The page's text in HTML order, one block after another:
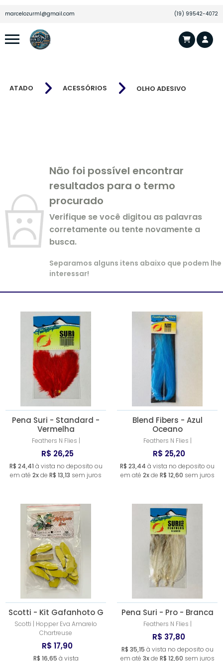
marcelozurml@gmail.com (19) 99542-4072
ATADO ACESSÓRIOS OLHO ADESIVO
Não foi possível encontrar
resultados para o termo
procurado
Verifique se você digitou as palavras
corretamente ou tente novamente a
busca.
Separamos alguns itens abaixo que podem lhe
interessar!
Pena Suri - Standard -
Vermelha
Feathers N Flies |
R$ 26,25
R$ 24,41 à vista no deposito ou
em até 2xde R$ 13,13 sem juros
Blend Fibers - Azul
Oceano
Feathers N Flies |
R$ 25,20
R$ 23,44 à vista no deposito ou
em até 2xde R$ 12,60 sem juros
Scotti - Kit Gafanhoto G
Scotti | Hopper Eva Amarelo
Chartreuse
R$ 17,90
R$ 16,65 à vista
Pena Suri - Pro - Branca
Feathers N Flies |
R$ 37,80
R$ 35,15 à vista no deposito ou
em até 3xde R$ 12,60 sem juros